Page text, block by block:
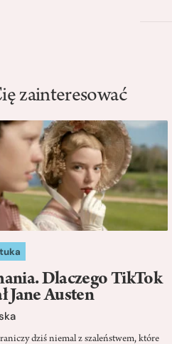
zainteresować
Dlaczego TikTok
Jane Austen
dziś niemal z szaleństwem, które